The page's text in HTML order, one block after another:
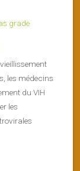
les médecins
du VIH
les